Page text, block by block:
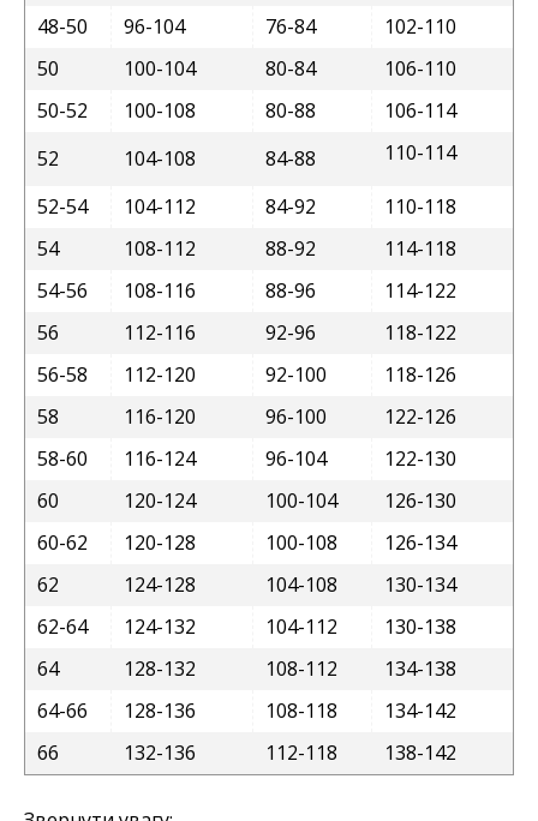
48-50
96-104 76-84
102-110
50
100-104 80-84
106-110
50-52
100-108 80-88
106-114
52
104-108 84-88 110-114
52-54 104-112 84-92
110-118
54
108-112 88-92
114-118
54-56
108-116 88-96
114-122
56
112-116 92-96
118-122
56-58
112-120 92-100
118-126
58
116-120 96-100
122-126
58-60
116-124 96-104
122-130
60
120-124 100-104
126-130
60-62
120-128 100-108
126-134
62
124-128 104-108
130-134
62-64
124-132 104-112
130-138
64
128-132 108-112
134-138
64-66
128-136 108-118
134-142
66
132-136 112-118 138-142